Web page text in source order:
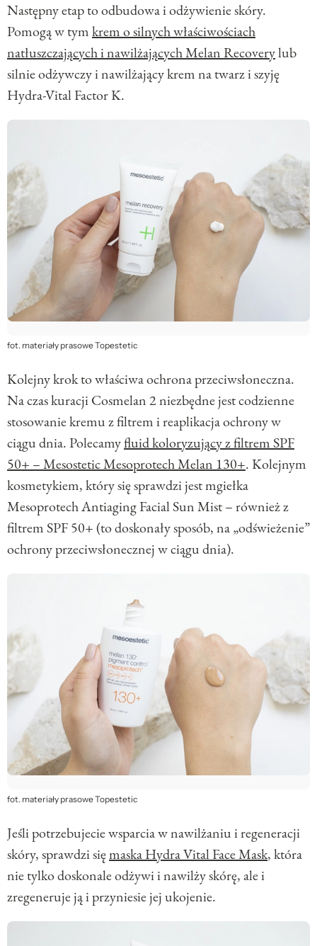
Następny etap to odbudowa i odżywienie skóry.
Pomogą w tymkrem o silnych właściwościach
natłuszczających i nawilżających Melan Recoverylub
silnie odżywczy i nawilżający krem na twarz i szyję
Hydra-Vital Factor K.
fot. materiały prasowe Topestetic
Kolejny krok to właściwa ochrona przeciwsłoneczna.
Na czas kuracji Cosmelan 2 niezbędne jest codzienne
stosowanie kremu z filtrem i reaplikacja ochrony w
ciągu dnia. Polecamyfluid koloryzujący z filtrem SPF
50+ – Mesostetic Mesoprotech Melan 130+. Kolejnym
kosmetykiem, który się sprawdzi jest mgiełka
Mesoprotech Antiaging Facial Sun Mist – również z
filtrem SPF 50+ (to doskonały sposób, na „odświeżenie”
ochrony przeciwsłonecznej w ciągu dnia).
fot. materiały prasowe Topestetic
Jeśli potrzebujecie wsparcia w nawilżaniu i regeneracji
skóry, sprawdzi sięmaska Hydra Vital Face Mask, która
nie tylko doskonale odżywi i nawilży skórę, ale i
zregeneruje ją i przyniesie jej ukojenie.